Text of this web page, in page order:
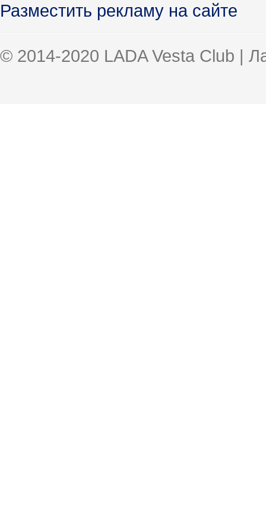
Разместить рекламу на сайте
© 2014-2020 LADA Vesta Club |